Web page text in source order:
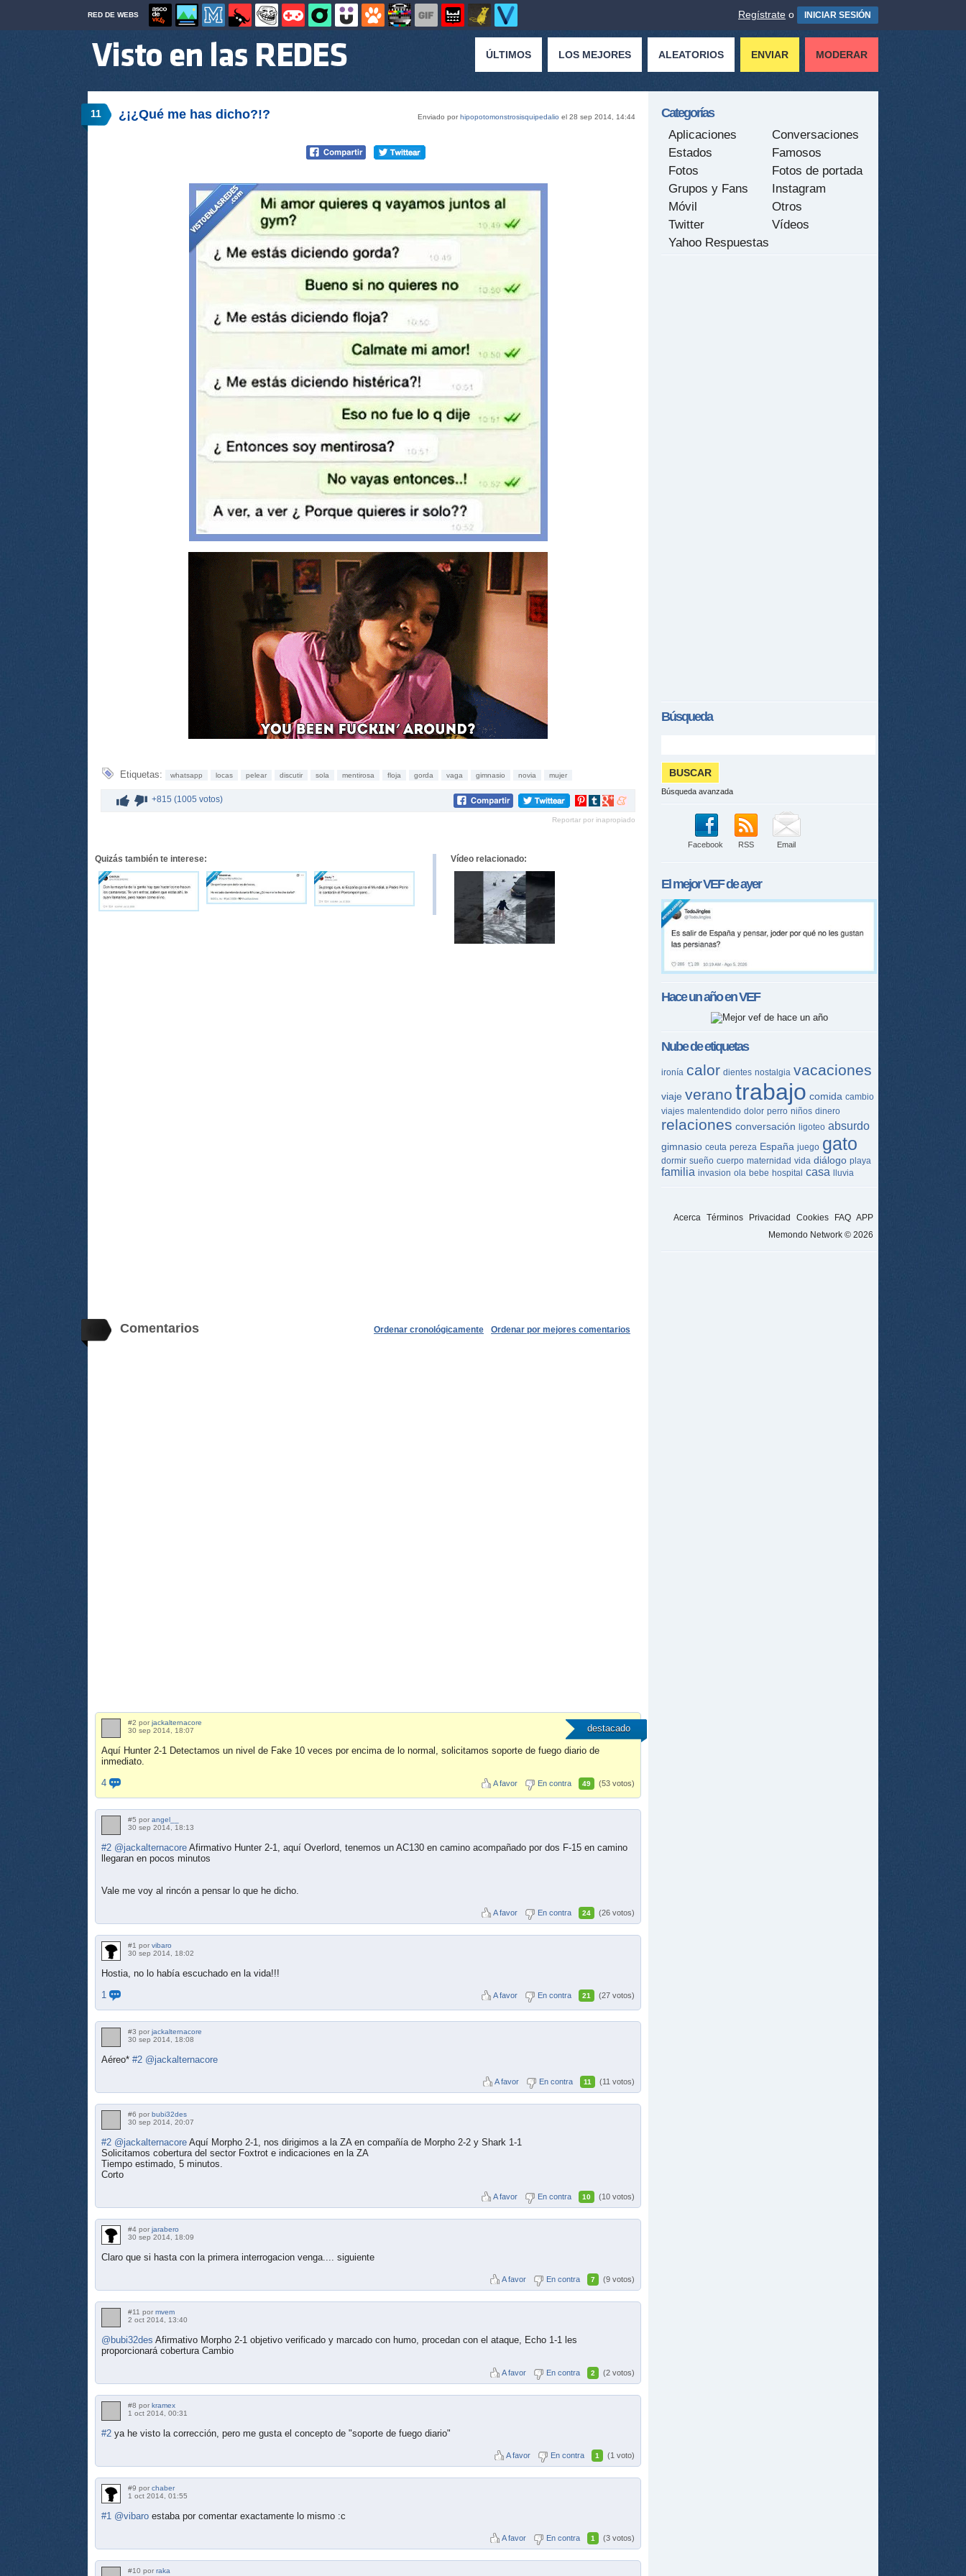
RED DE WEBS Regístrate o INICIAR SESIÓN
ÚLTIMOS LOS MEJORES ALEATORIOS ENVIAR MODERAR
11 Enviado porhipopotomonstrosisquipedalio el 28 sep 2014, 14:44
¿¡¿Qué me has dicho?!?
Etiquetas: whatsapp locas pelear discutir sola mentirosa floja gorda vaga gimnasio novia mujer
+815 (1005 votos)
Compartir
Pinterest
Compartir
tumblr
Compartir
Google+
Compartir
meneame
Reportar por inapropiado
Quizás también te interese: Vídeo relacionado:
Comentarios Ordenar por mejores comentarios
Ordenar cronológicamente
destacado
#2 por jackalternacore
30 sep 2014, 18:07
Aquí Hunter 2-1 Detectamos un nivel de Fake 10 veces por encima de lo normal, solicitamos soporte de fuego diario de
inmediato.
4
A favor En contra 49 (53 votos)
#5 por angel__
30 sep 2014, 18:13
#2 @jackalternacore Afirmativo Hunter 2-1, aquí Overlord, tenemos un AC130 en camino acompañado por dos F-15 en camino
llegaran en pocos minutos
Vale me voy al rincón a pensar lo que he dicho.
A favor En contra 24 (26 votos)
#1 por vibaro
30 sep 2014, 18:02
Hostia, no lo había escuchado en la vida!!!
1
A favor En contra 21 (27 votos)
#3 por jackalternacore
30 sep 2014, 18:08
Aéreo* #2 @jackalternacore
A favor En contra 11 (11 votos)
#6 por bubi32des
30 sep 2014, 20:07
#2 @jackalternacore Aquí Morpho 2-1, nos dirigimos a la ZA en compañía de Morpho 2-2 y Shark 1-1
Solicitamos cobertura del sector Foxtrot e indicaciones en la ZA
Tiempo estimado, 5 minutos.
Corto
A favor En contra 10 (10 votos)
#4 por jarabero
30 sep 2014, 18:09
Claro que si hasta con la primera interrogacion venga.... siguiente
A favor En contra 7 (9 votos)
#11 por mvem
2 oct 2014, 13:40
@bubi32des Afirmativo Morpho 2-1 objetivo verificado y marcado con humo, procedan con el ataque, Echo 1-1 les
proporcionará cobertura Cambio
A favor En contra 2 (2 votos)
#8 por kramex
1 oct 2014, 00:31
#2 ya he visto la corrección, pero me gusta el concepto de "soporte de fuego diario"
A favor En contra 1 (1 voto)
#9 por chaber
1 oct 2014, 01:55
#1 @vibaro estaba por comentar exactamente lo mismo :c
A favor En contra 1 (3 votos)
#10 por raka
Categorías
Aplicaciones
Conversaciones
Estados
Famosos
Fotos
Fotos de portada
Grupos y Fans
Instagram
Móvil
Otros
Twitter
Vídeos
Yahoo Respuestas
Búsqueda
Búsqueda avanzada
Facebook RSS Email
El mejorVEFde ayer
Hace un año enVEF
Nube de etiquetas
ironía calor dientes nostalgia vacaciones
viaje verano trabajo comida cambio
viajes malentendido dolor perro niños dinero
relaciones conversación ligoteo absurdo
gimnasio ceuta pereza España juego gato
dormir sueño cuerpo maternidad vida diálogo playa
familia invasion ola bebe hospital casa lluvia
Acerca Términos Privacidad Cookies FAQ APP
Memondo Network © 2026